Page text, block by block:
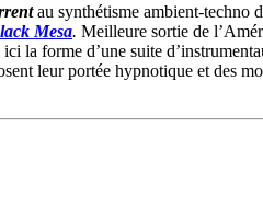
au synthétisme ambient-techno
Mesa. Meilleure sortie de
forme d’une suite
leur portée hypnotique et des